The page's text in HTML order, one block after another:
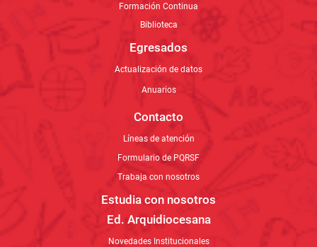
Formación Continua
Biblioteca
Egresados
Actualización de datos
Anuarios
Contacto
Líneas de atención
Formulario de PQRSF
Trabaja con nosotros
Estudia con nosotros
Ed. Arquidiocesana
Novedades Institucionales